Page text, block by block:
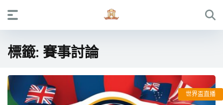
標籤: 賽事討論
世界盃直播